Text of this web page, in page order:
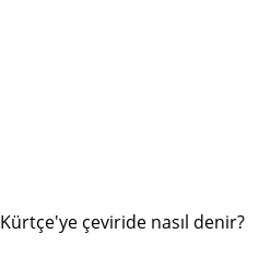
çeviride nasıl denir?